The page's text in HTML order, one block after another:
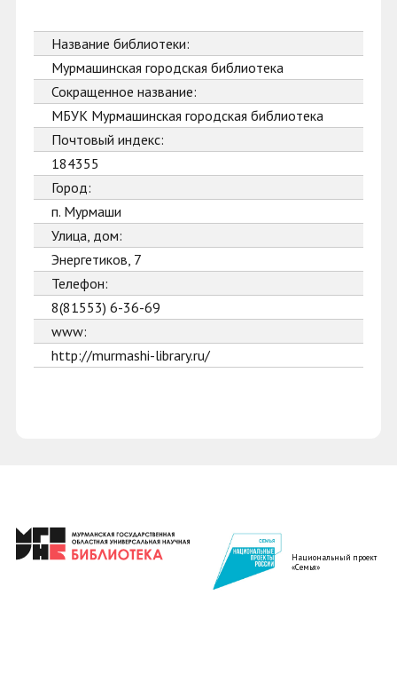
Название библиотеки:
Мурмашинская городская библиотека
Сокращенное название:
МБУК Мурмашинская городская библиотека
Почтовый индекс:
184355
Город:
п. Мурмаши
Улица, дом:
Энергетиков, 7
Телефон:
8(81553) 6-36-69
www:
http://murmashi-library.ru/
Национальный проект
«Семья»